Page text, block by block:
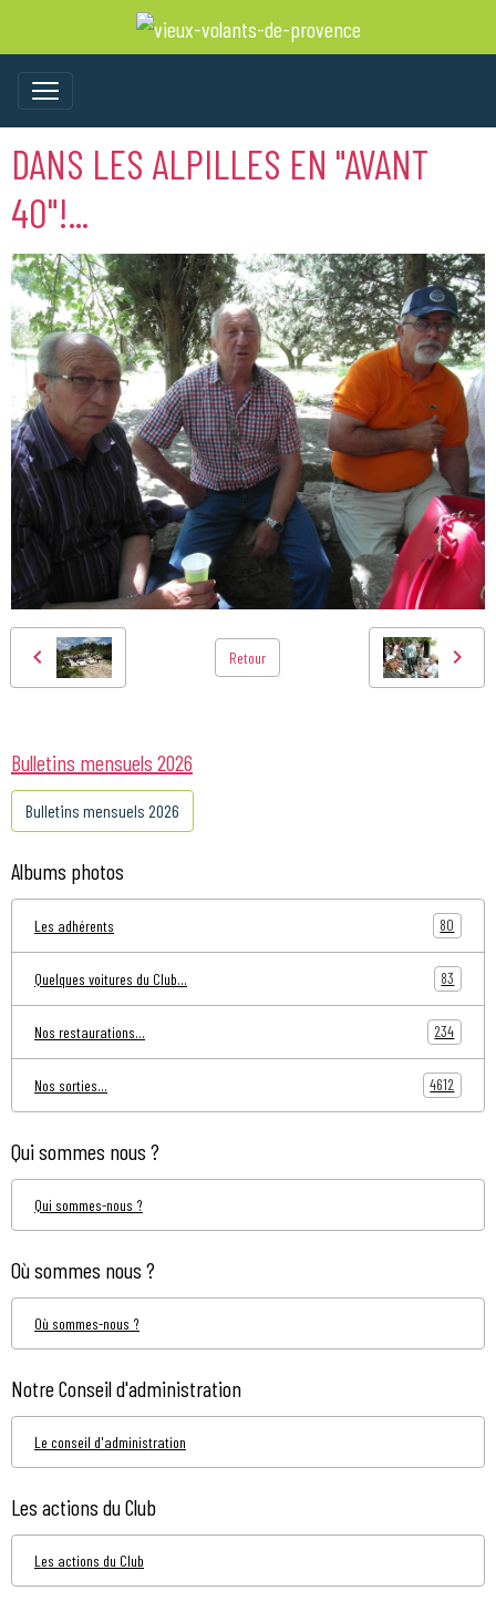
DANS LES ALPILLES EN "AVANT
40"!...
Retour
Bulletins mensuels 2026
Bulletins mensuels 2026
Albums photos
Les adhérents 80
Quelques voitures du Club... 83
Nos restaurations... 234
Nos sorties... 4612
Qui sommes nous ?
Qui sommes-nous ?
Où sommes nous ?
Où sommes-nous ?
Notre Conseil d'administration
Le conseil d'administration
Les actions du Club
Les actions du Club